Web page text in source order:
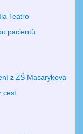
Teatro
pacientů
z ZŠ Masarykova
cest